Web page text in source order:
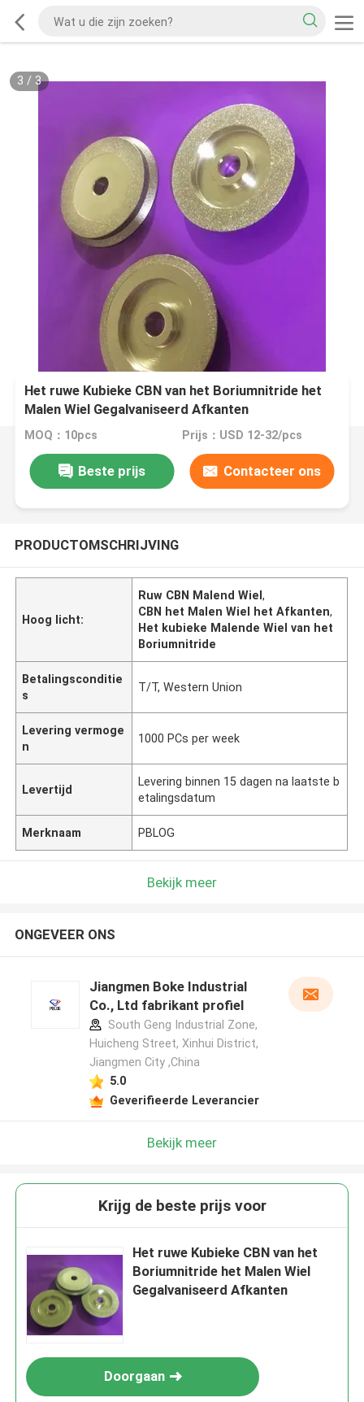
Laat een bericht achter
VERZENDEN
3 / 3
Het ruwe Kubieke CBN van het Boriumnitride het
Malen Wiel Gegalvaniseerd Afkanten
MOQ：10pcs Prijs：USD 12-32/pcs
Beste prijs Contacteer ons
PRODUCTOMSCHRIJVING
Hoog licht:
Ruw CBN Malend Wiel,
CBN het Malen Wiel het Afkanten,
Het kubieke Malende Wiel van het
Boriumnitride
Betalingsconditie
s
T/T, Western Union
Levering vermoge
n
1000 PCs per week
Levertijd
Levering binnen 15 dagen na laatste b
etalingsdatum
Merknaam PBLOG
Bekijk meer
ONGEVEER ONS
Jiangmen Boke Industrial
Co., Ltd fabrikant profiel
South Geng Industrial Zone,
Huicheng Street, Xinhui District,
Jiangmen City ,China
5.0
Geverifieerde Leverancier
Bekijk meer
Krijg de beste prijs voor
Het ruwe Kubieke CBN van het
Boriumnitride het Malen Wiel
Gegalvaniseerd Afkanten
Doorgaan